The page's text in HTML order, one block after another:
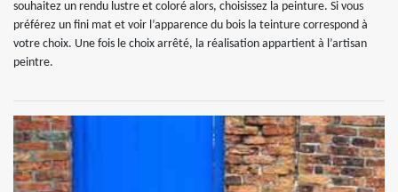
souhaitez un rendu lustre et coloré alors, choisissez la peinture. Si vous
préférez un fini mat et voir l’apparence du bois la teinture correspond à
votre choix. Une fois le choix arrêté, la réalisation appartient à l’artisan
peintre.